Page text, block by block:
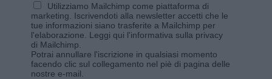
Utilizziamo Mailchimp come piattaforma di
marketing. Iscrivendoti alla newsletter accetti che le
tue informazioni siano trasferite a Mailchimp per
l'elaborazione. Leggi qui l'informativa sulla privacy
di Mailchimp
Potrai annullare l'iscrizione in qualsiasi momento
facendo clic sul collegamento nel piè di pagina delle
nostre e-mail.